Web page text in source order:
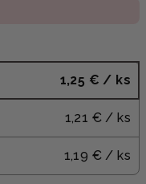
1,25 € / ks
1,21 € / ks
1,19 € / ks